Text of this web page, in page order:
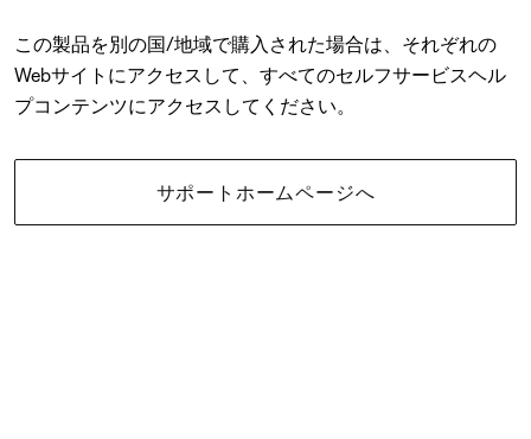
この製品を別の国/地域で購入された場合は、それぞれの
Webサイトにアクセスして、すべてのセルフサービスヘル
プコンテンツにアクセスしてください。
サポートホームページへ